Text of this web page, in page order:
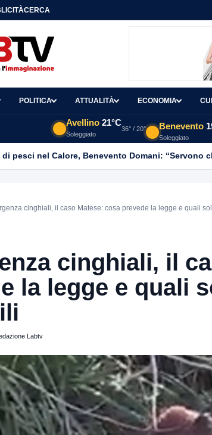
CERCA
POLITICA ATTUALITÀ ECONOMIA
Avellino 21°C
Soleggiato
36° / 20° Benevento
Soleggiato
di pesci nel Calore, Benevento Domani: “Servono
cinghiali, il caso Matese: cosa prevede la legge e quali
cinghiali, il
la legge e quali
Labtv